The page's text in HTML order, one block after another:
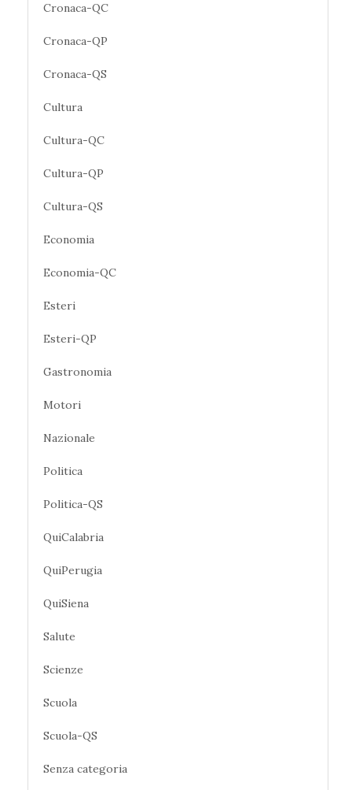
Cronaca-QC
Cronaca-QP
Cronaca-QS
Cultura
Cultura-QC
Cultura-QP
Cultura-QS
Economia
Economia-QC
Esteri
Esteri-QP
Gastronomia
Motori
Nazionale
Politica
Politica-QS
QuiCalabria
QuiPerugia
QuiSiena
Salute
Scienze
Scuola
Scuola-QS
Senza categoria